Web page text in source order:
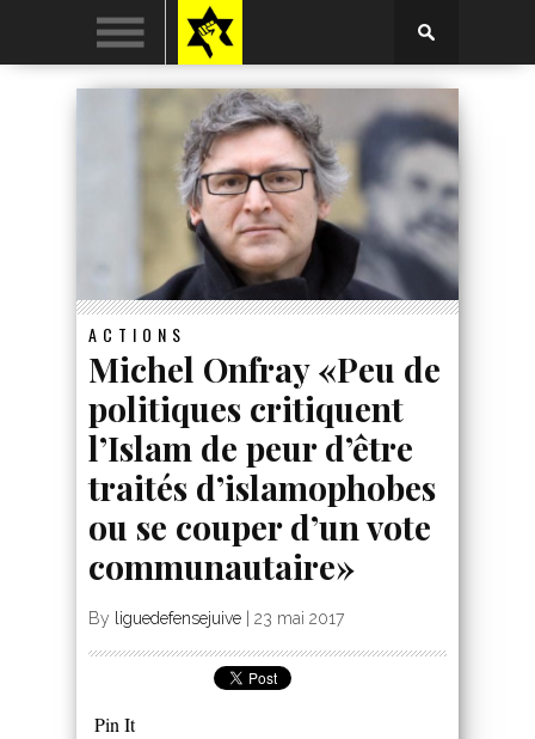
ACTIONS
Michel Onfray «Peu de
politiques critiquent
l’Islam de peur d’être
traités d’islamophobes
ou se couper d’un vote
communautaire»
By liguedefensejuive 23 mai 2017
Pin It